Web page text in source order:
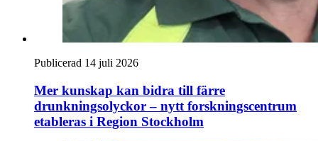
Publicerad 14 juli 2026
Mer kunskap kan bidra till färre
drunkningsolyckor – nytt forskningscentrum
etableras i Region Stockholm